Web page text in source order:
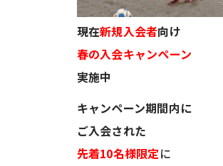
現在新規入会者向け
春の入会キャンペーン
実施中
キャンペーン期間内に
ご入会された
先着10名様限定に